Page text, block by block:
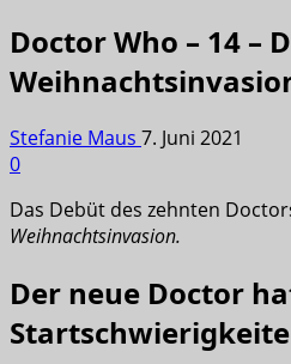
Doctor Who – 14 –
Stefanie Maus 7. Juni 2021
0
Das Debüt des zehnten
Weihnachtsinvasion.
Der neue Doctor